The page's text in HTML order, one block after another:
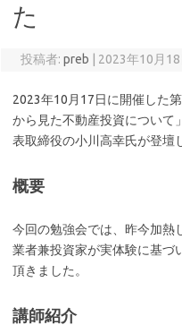
た
投稿者: preb 2023年10月18
2023年10月17日に開催した
から見た不動産投資について
表取締役の小川高幸氏が登壇
概要
今回の勉強会では、昨今加熱
業者兼投資家が実体験に基づ
頂きました。
講師紹介